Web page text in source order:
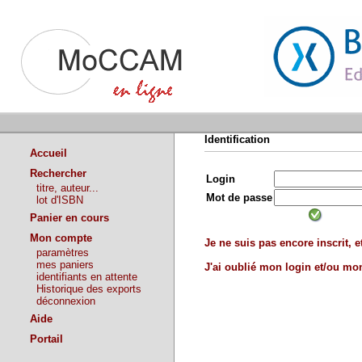
Accueil
Rechercher
titre, auteur...
lot d'ISBN
Panier en cours
Mon compte
paramètres
mes paniers
identifiants en attente
Historique des exports
déconnexion
Aide
Portail
Identification
Login
Mot de passe
Je ne suis pas encore inscrit,
J'ai oublié mon login et/ou